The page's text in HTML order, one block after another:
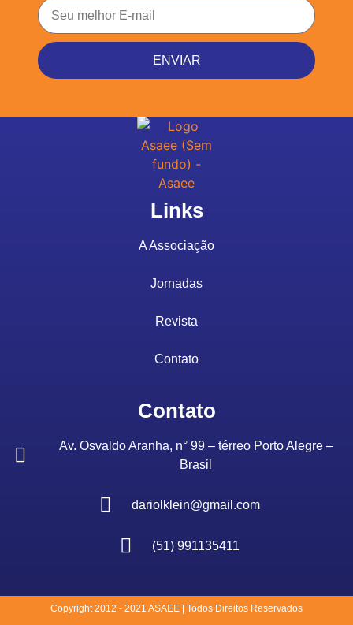
ENVIAR
Links
A Associação
Jornadas
Revista
Contato
Contato
Av. Osvaldo Aranha, n° 99 – térreo Porto Alegre –
Brasil
dariolklein@gmail.com
(51) 991135411
Copyright 2012 - 2021 ASAEE | Todos Direitos Reservados